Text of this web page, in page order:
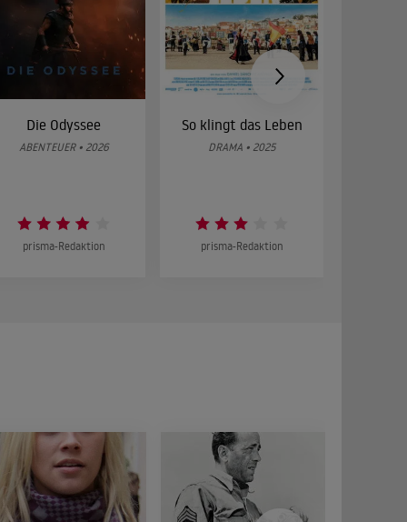
Die Odyssee
ABENTEUER • 2026
prisma-Redaktion
So klingt das Leben
DRAMA • 2025
prisma-Redaktion